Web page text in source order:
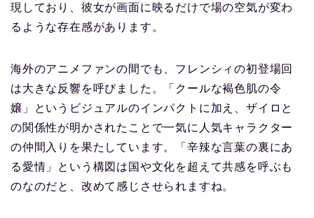
現しており、彼女が画面に映るだけで場の空気が変わ
るような存在感があります。
海外のアニメファンの間でも、フレンシィの初登場回
は大きな反響を呼びました。「クールな褐色肌の令
嬢」というビジュアルのインパクトに加え、ザイロと
の関係性が明かされたことで一気に人気キャラクター
の仲間入りを果たしています。「辛辣な言葉の裏にあ
る愛情」という構図は国や文化を超えて共感を呼ぶも
のなのだと、改めて感じさせられますね。